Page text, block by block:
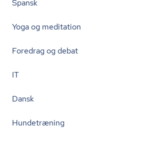
Spansk
Yoga og meditation
Foredrag og debat
IT
Dansk
Hundetræning